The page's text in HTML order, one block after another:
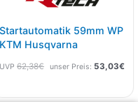
Startautomatik 59mm WP
KTM Husqvarna
UVP 62,38€ unser Preis: 53,03€